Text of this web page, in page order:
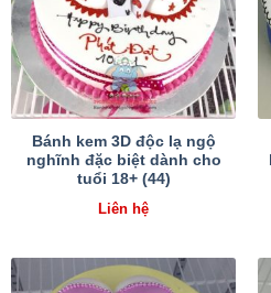
Bánh kem 3D độc lạ ngộ
nghĩnh đặc biệt dành cho
tuổi 18+ (44)
Liên hệ